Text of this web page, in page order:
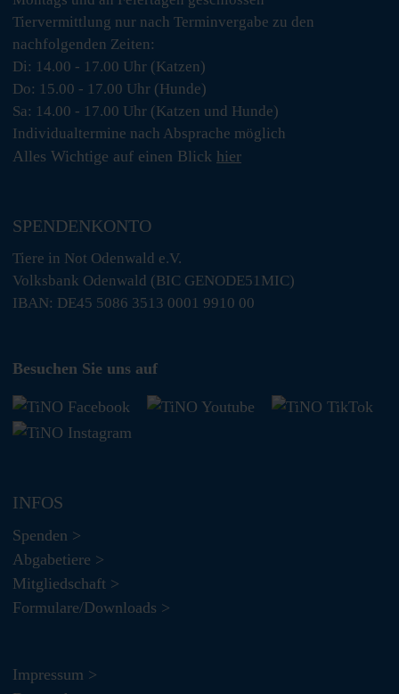
Tiervermittlung nur nach Terminvergabe zu den
nachfolgenden Zeiten:
Di: 14.00 - 17.00 Uhr (Katzen)
Do: 15.00 - 17.00 Uhr (Hunde)
Sa: 14.00 - 17.00 Uhr (Katzen und Hunde)
Individualtermine nach Absprache möglich
Alles Wichtige auf einen Blick hier
SPENDENKONTO
Tiere in Not Odenwald e.V.
Volksbank Odenwald (BIC GENODE51MIC)
IBAN: DE45 5086 3513 0001 9910 00
Besuchen Sie uns auf
INFOS
Spenden >
Abgabetiere >
Mitgliedschaft >
Formulare/Downloads >
Impressum >